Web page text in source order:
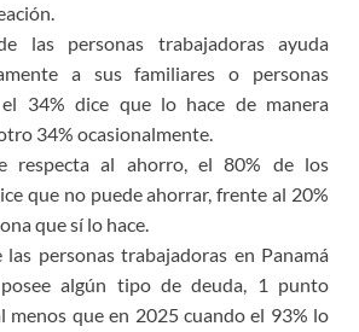
las personas trabajadoras ayuda
a sus familiares o personas
el 34% dice que lo hace de manera
34% ocasionalmente.
respecta al ahorro, el 80% de los
que no puede ahorrar, frente al 20%
que sí lo hace.
las personas trabajadoras en Panamá
algún tipo de deuda, 1 punto
menos que en 2025 cuando el 93% lo